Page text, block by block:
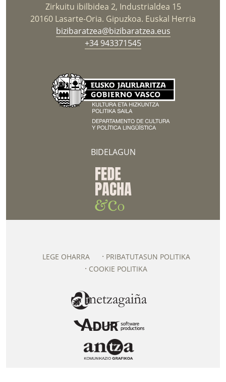
Zirkuitu ibilbidea 2, Industrialdea 15
20160 Lasarte-Oria. Gipuzkoa. Euskal Herria
bizibaratzea@bizibaratzea.eus
+34 943371545
BIDELAGUN
LEGE OHARRA
PRIBATUTASUN POLITIKA
COOKIE POLITIKA